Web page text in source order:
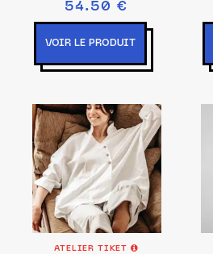
54.50 €
VOIR LE PRODUIT
ATELIER TIKET